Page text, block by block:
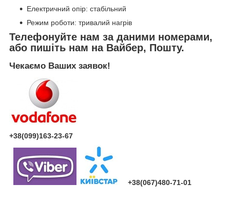
Електричний опір: стабільний
Режим роботи: тривалий нагрів
Телефонуйте нам за даними номерами,
або пишіть нам на Вайбер, Пошту.
Чекаємо Ваших заявок!
+38(099)163-23-67
+38(067)480-71-01